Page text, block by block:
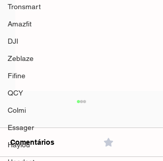
Tronsmart
Amazfit
DJI
Zeblaze
Fifine
QCY
Colmi
Essager
Haylou
Comentários